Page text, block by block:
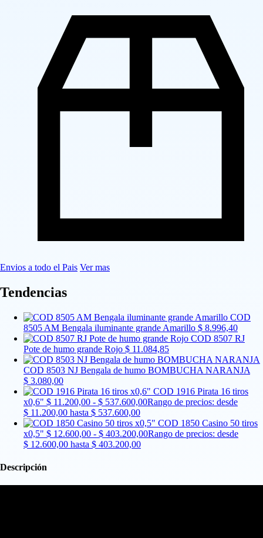
Envios a todo el Pais Ver mas
Tendencias
COD
8505 AM Bengala iluminante grande Amarillo $ 8.996,40
COD 8507 RJ
Pote de humo grande Rojo $ 11.084,85
COD 8503 NJ Bengala de humo BOMBUCHA NARANJA
$ 3.080,00
COD 1916 Pirata 16 tiros
x0,6" $ 11.200,00 - $ 537.600,00Rango de precios: desde
$ 11.200,00 hasta $ 537.600,00
COD 1850 Casino 50 tiros
x0,5" $ 12.600,00 - $ 403.200,00Rango de precios: desde
$ 12.600,00 hasta $ 403.200,00
Descripción